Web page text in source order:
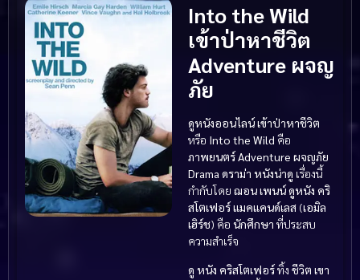
Into the Wild
เข้าป่าหาชีวิต
Adventure ผจญ
ภัย
ดูหนังออนไลน์ เข้าป่าหาชีวิต
หรือ Into the Wild คือ
ภาพยนตร์ Adventure ผจญภัย
Drama ดราม่า หนังน่าดู เรื่องนี้
กำกับโดย ฌอน เพนน์ดูหนัง คริ
สโตเฟอร์ แมคแคนด์เลส (เอมิล
เฮิร์ช) คือ นักศึกษา ที่ประสบ
ความสำเร็จ
ดู หนัง คริสโตเฟอร์ทิ้ง ชีวิต เขา